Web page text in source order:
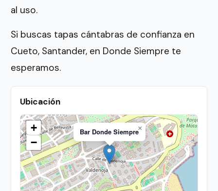
al uso.
Si buscas tapas cántabras de confianza en
Cueto, Santander, en Donde Siempre te
esperamos.
Ubicación
Bar Donde Siempre×
+
−